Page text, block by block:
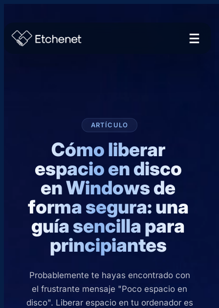
ARTÍCULO
Cómo liberar
espacio en disco
en Windows de
forma segura: una
guía sencilla para
principiantes
Probablemente te hayas encontrado con
el frustrante mensaje "Poco espacio en
disco". Liberar espacio en tu ordenador es